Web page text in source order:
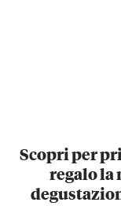
Scopri per
regalo la